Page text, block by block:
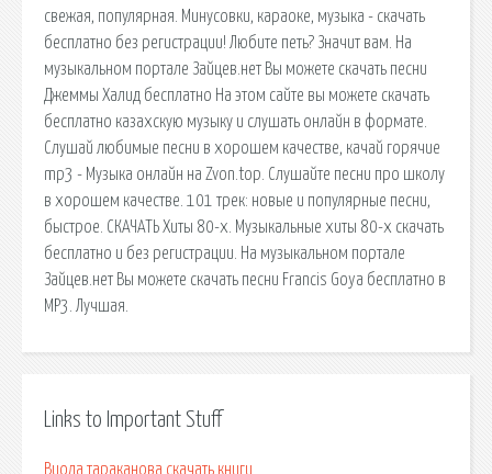
свежая, популярная. Минусовки, караоке, музыка - скачать
бесплатно без регистрации! Любите петь? Значит вам. На
музыкальном портале Зайцев.нет Вы можете скачать песни
Джеммы Халид бесплатно На этом сайте вы можете скачать
бесплатно казахскую музыку и слушать онлайн в формате.
Слушай любимые песни в хорошем качестве, качай горячие
mp3 - Музыка онлайн на Zvon.top. Слушайте песни про школу
в хорошем качестве. 101 трек: новые и популярные песни,
быстрое. СКАЧАТЬ Хиты 80-х. Музыкальные хиты 80-х скачать
бесплатно и без регистрации. На музыкальном портале
Зайцев.нет Вы можете скачать песни Francis Goya бесплатно в
MP3. Лучшая.
Links to Important Stuff
Виола тараканова скачать книги